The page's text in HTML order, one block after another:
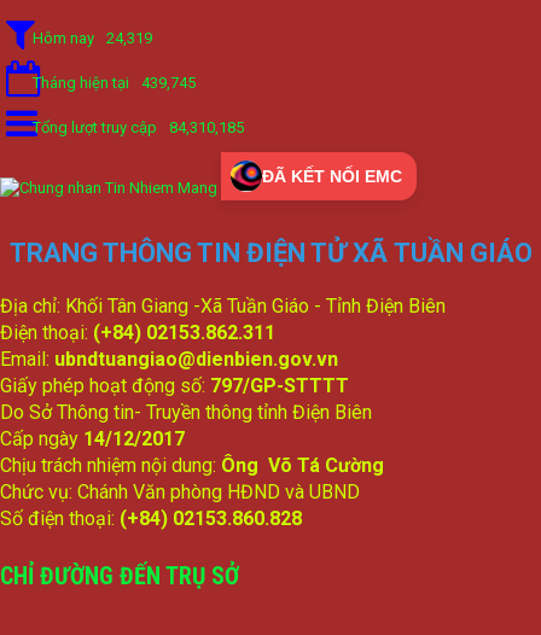
Hôm nay 24,319
Tháng hiện tại 439,745
Tổng lượt truy cập 84,310,185
ĐÃ KẾT NỐI EMC
TRANG THÔNG TIN ĐIỆN TỬ XÃ TUẦN GIÁO
Địa chỉ: Khối Tân Giang -Xã Tuần Giáo - Tỉnh Điện Biên
Điện thoại: (+84) 02153.862.311
Email: ubndtuangiao@dienbien.gov.vn
Giấy phép hoạt động số: 797/GP-STTTT
Do Sở Thông tin- Truyền thông tỉnh Điện Biên
Cấp ngày 14/12/2017
Chịu trách nhiệm nội dung: Ông Võ Tá Cường
Chức vụ: Chánh Văn phòng HĐND và UBND
Số điện thoại: (+84) 02153.860.828
CHỈ ĐƯỜNG ĐẾN TRỤ SỞ